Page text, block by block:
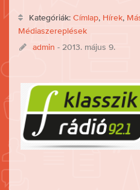
Kategóriák: Címlap, Hírek,
Médiaszereplések
admin - 2013. május 9.